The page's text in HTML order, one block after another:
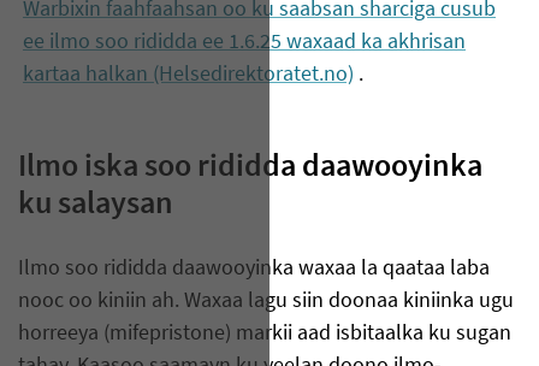
Warbixin faahfaahsan oo ku saabsan sharciga cusub
ee ilmo soo rididda ee 1.6.25 waxaad ka akhrisan
kartaa halkan (Helsedirektoratet.no) .
Ilmo iska soo rididda daawooyinka
ku salaysan
Ilmo soo rididda daawooyinka waxaa la qaataa laba
nooc oo kiniin ah. Waxaa lagu siin doonaa kiniinka ugu
horreeya (mifepristone) markii aad isbitaalka ku sugan